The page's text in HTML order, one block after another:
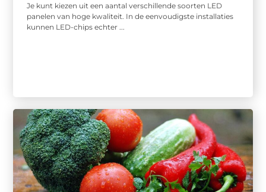
Je kunt kiezen uit een aantal verschillende soorten LED
panelen van hoge kwaliteit. In de eenvoudigste installaties
kunnen LED-chips echter ...